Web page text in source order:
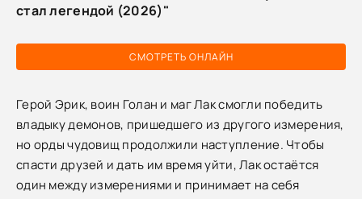
СМОТРЕТЬ ОНЛАЙН
стал легендой (2026)"
Герой Эрик, воин Голан и маг Лак смогли победить
владыку демонов, пришедшего из другого измерения,
но орды чудовищ продолжили наступление. Чтобы
спасти друзей и дать им время уйти, Лак остаётся
один между измерениями и принимает на себя